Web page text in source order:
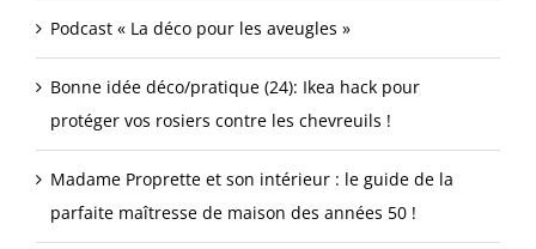
Podcast « La déco pour les aveugles »
Bonne idée déco/pratique (24): Ikea hack pour
protéger vos rosiers contre les chevreuils !
Madame Proprette et son intérieur : le guide de la
parfaite maîtresse de maison des années 50 !